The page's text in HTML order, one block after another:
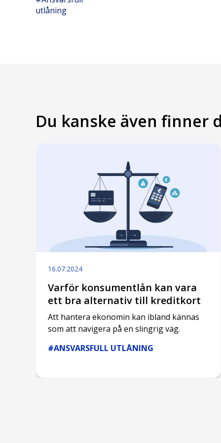
utlåning
Du kanske även finner
16.07.2024
Varför konsumentlån kan vara
ett bra alternativ till kreditkort
Att hantera ekonomin kan ibland kännas
som att navigera på en slingrig väg.
#ANSVARSFULL UTLÅNING